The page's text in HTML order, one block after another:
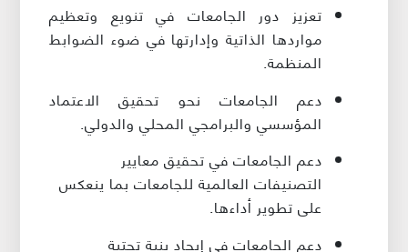
تعزيز دور الجامعات في تنويع وتعظيم
مواردها الذاتية وإدارتها في ضوء الضوابط
المنظمة.
دعم الجامعات نحو تحقيق الاعتماد
المؤسسي والبرامجي المحلي والدولي.
دعم الجامعات في تحقيق معايير
التصنيفات العالمية للجامعات بما ينعكس
على تطوير أداءها.
دعم الجامعات في إيجاد بنية تحتية